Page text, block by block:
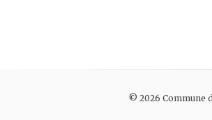
© 2026 Commune